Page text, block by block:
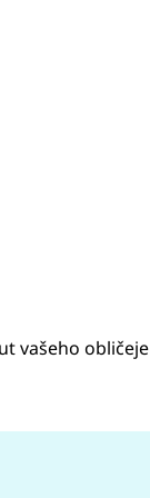
vašeho obličeje